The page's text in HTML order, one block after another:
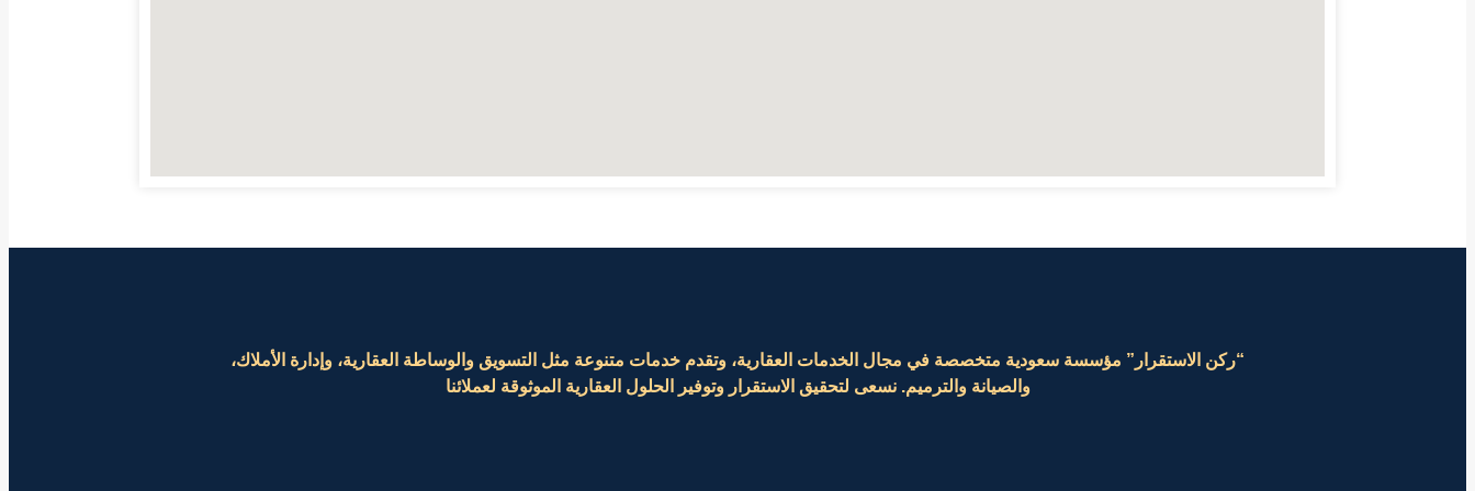
“ركن الاستقرار” مؤسسة سعودية متخصصة في مجال الخدمات العقارية، وتقدم خدمات متنوعة مثل التسويق والوساطة العقارية، وإدارة الأملاك،
والصيانة والترميم. نسعى لتحقيق الاستقرار وتوفير الحلول العقارية الموثوقة لعملائنا